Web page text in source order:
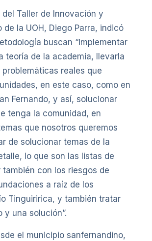
Taller de Innovación y
de la UOH, Diego Parra, indicó
buscan “implementar
teoría de la academia, llevarla
reales que
en este caso, como en
Fernando, y así, solucionar
tenga la comunidad, en
que nosotros queremos
de solucionar temas de la
lo que son las listas de
también con los riesgos de
a raíz de los
Tinguiririca, y también tratar
y una solución”.
el municipio sanfernandino,